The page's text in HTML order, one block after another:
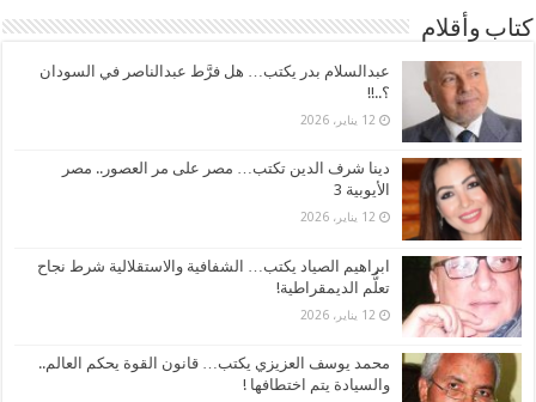
كتاب وأقلام
عبدالسلام بدر يكتب… هل فرَّط عبدالناصر في السودان
؟..!!
12 يناير، 2026
دينا شرف الدين تكتب… مصر على مر العصور.. مصر
الأيوبية 3
12 يناير، 2026
ابراهيم الصياد يكتب… الشفافية والاستقلالية شرط نجاح
تعلُّم الديمقراطية!
12 يناير، 2026
محمد يوسف العزيزي يكتب… قانون القوة يحكم العالم..
والسيادة يتم اختطافها !